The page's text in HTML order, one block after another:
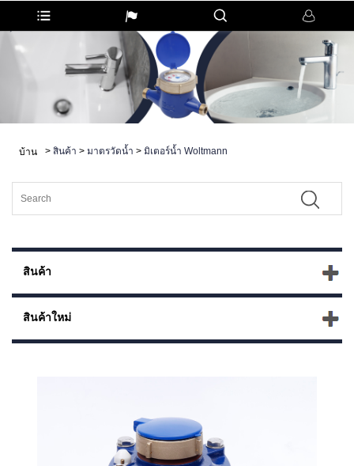
บ้าน > สินค้า > มาตรวัดน้ำ > มิเตอร์น้ำ Woltmann
สินค้า
สินค้าใหม่